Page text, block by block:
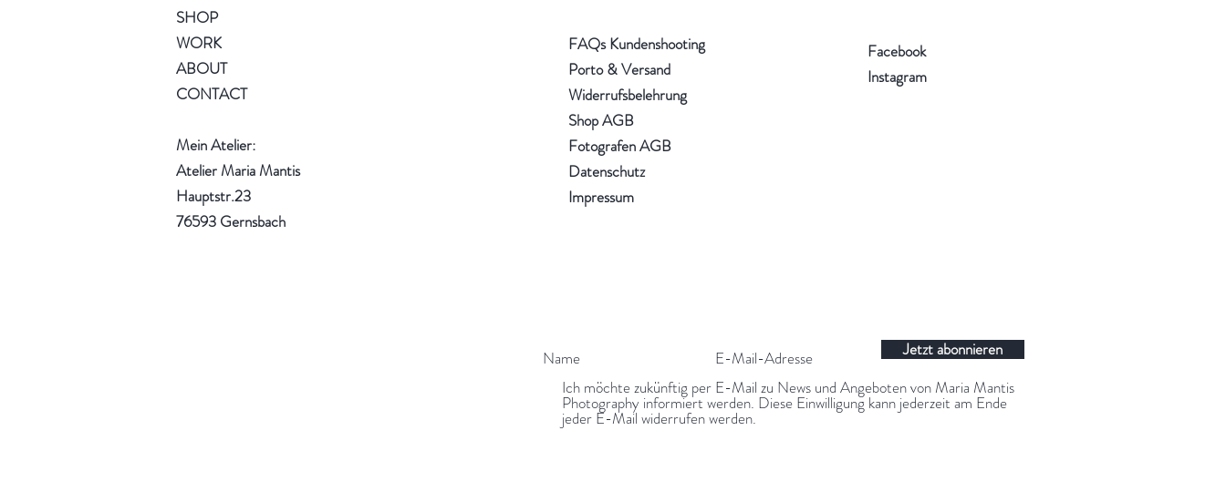
SHOP
WORK
ABOUT
CONTACT
Mein Atelier:
Atelier Maria Mantis
Hauptstr.23
76593 Gernsbach
FAQs Kundenshooting
Porto & Versand
Widerrufsbelehrung
Shop AGB
Fotografen AGB
Datenschutz
Impressum
Facebook
Instagram
Jetzt abonnieren
Ich möchte zukünftig per E-Mail zu News und Angeboten von Maria Mantis
Photography informiert werden. Diese Einwilligung kann jederzeit am Ende
jeder E-Mail widerrufen werden.